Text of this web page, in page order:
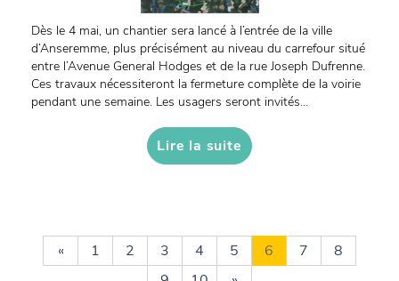
Dès le 4 mai, un chantier sera lancé à l’entrée de la ville
d’Anseremme, plus précisément au niveau du carrefour situé
entre l’Avenue General Hodges et de la rue Joseph Dufrenne.
Ces travaux nécessiteront la fermeture complète de la voirie
pendant une semaine. Les usagers seront invités...
Lire la suite
« 1 2 3 4 5 6 7
8